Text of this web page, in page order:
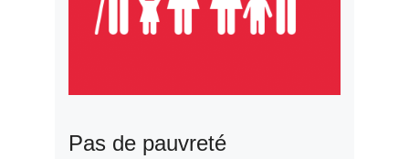
Pas de pauvreté